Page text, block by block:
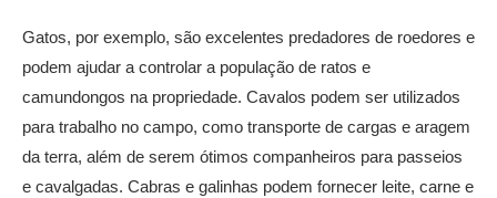
Gatos, por exemplo, são excelentes predadores de roedores e
podem ajudar a controlar a população de ratos e
camundongos na propriedade. Cavalos podem ser utilizados
para trabalho no campo, como transporte de cargas e aragem
da terra, além de serem ótimos companheiros para passeios
e cavalgadas. Cabras e galinhas podem fornecer leite, carne e